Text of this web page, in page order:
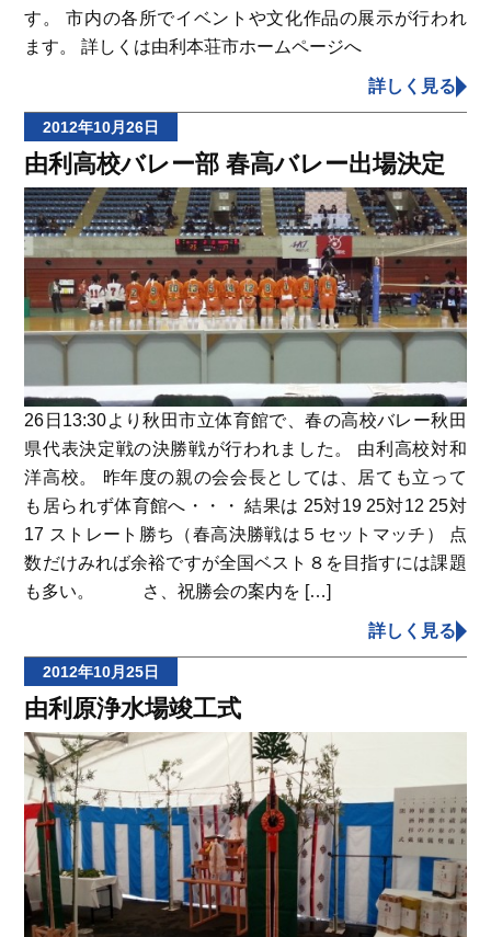
す。 市内の各所でイベントや文化作品の展示が行われ
ます。 詳しくは由利本荘市ホームページへ
詳しく見る
2012年10月26日
由利高校バレー部 春高バレー出場決定
26日13:30より秋田市立体育館で、春の高校バレー秋田
県代表決定戦の決勝戦が行われました。 由利高校対和
洋高校。 昨年度の親の会会長としては、居ても立って
も居られず体育館へ・・・ 結果は 25対19 25対12 25対
17 ストレート勝ち（春高決勝戦は５セットマッチ） 点
数だけみれば余裕ですが全国ベスト８を目指すには課題
も多い。 さ、祝勝会の案内を […]
詳しく見る
2012年10月25日
由利原浄水場竣工式